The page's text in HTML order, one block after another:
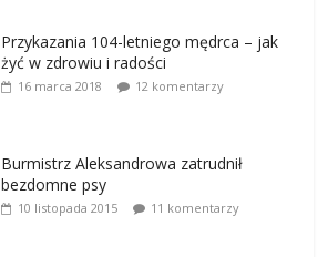
Przykazania 104-letniego mędrca – jak
żyć w zdrowiu i radości
16 marca 2018 12 komentarzy
Burmistrz Aleksandrowa zatrudnił
bezdomne psy
10 listopada 2015 11 komentarzy